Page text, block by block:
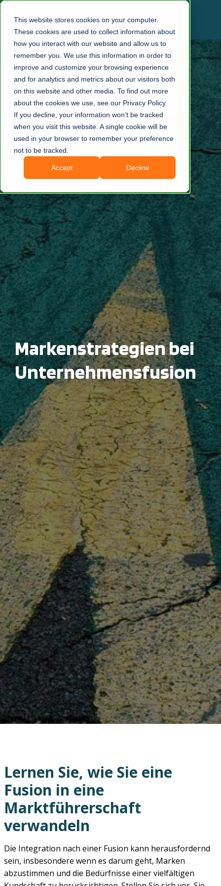
This website stores cookies on your computer.
These cookies are used to collect information about
how you interact with our website and allow us to
remember you. We use this information in order to
improve and customize your browsing experience
and for analytics and metrics about our visitors both
on this website and other media. To find out more
about the cookies we use, see our Privacy Policy.
If you decline, your information won’t be tracked
when you visit this website. A single cookie will be
used in your browser to remember your preference
not to be tracked.
Accept Decline
Markenstrategien bei
Unternehmensfusion
Lernen Sie, wie Sie eine
Fusion in eine
Marktführerschaft
verwandeln
Die Integration nach einer Fusion kann herausfordernd
sein, insbesondere wenn es darum geht, Marken
abzustimmen und die Bedürfnisse einer vielfältigen